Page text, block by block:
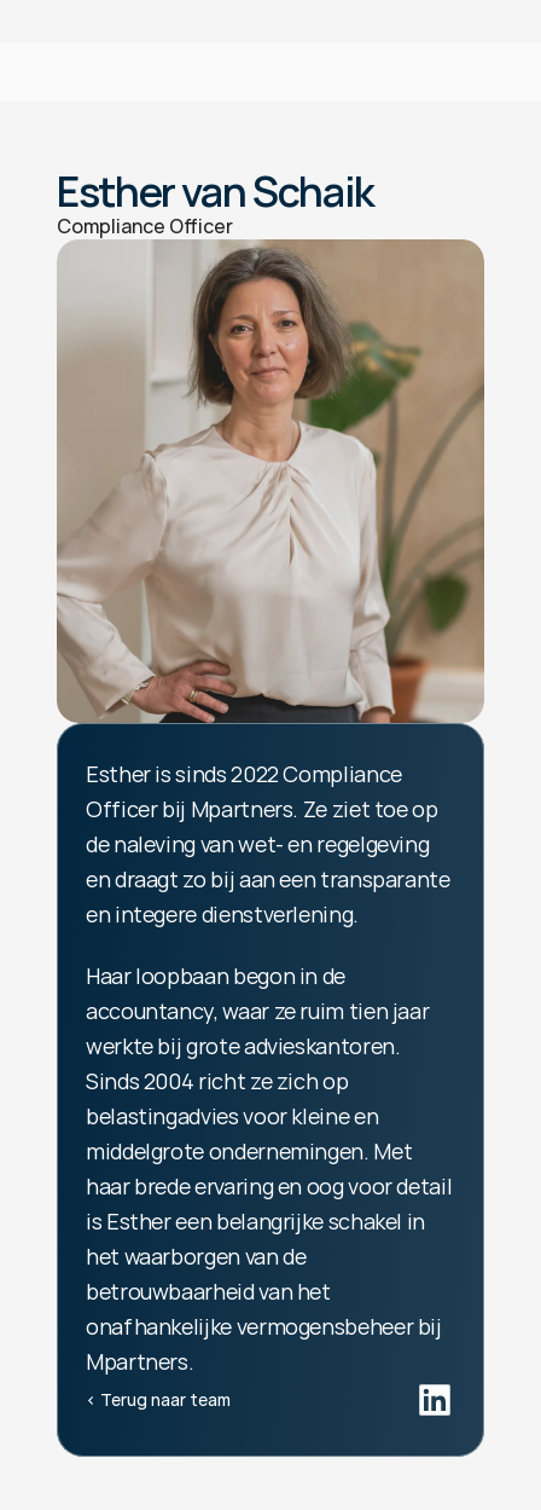
Esther van Schaik
Compliance Officer
Esther is sinds 2022 Compliance
Officer bij Mpartners. Ze ziet toe op
de naleving van wet- en regelgeving
en draagt zo bij aan een transparante
en integere dienstverlening.
Haar loopbaan begon in de
accountancy, waar ze ruim tien jaar
werkte bij grote advieskantoren.
Sinds 2004 richt ze zich op
belastingadvies voor kleine en
middelgrote ondernemingen. Met
haar brede ervaring en oog voor detail
is Esther een belangrijke schakel in
het waarborgen van de
betrouwbaarheid van het
onafhankelijke vermogensbeheer bij
Mpartners.
‹ Terug naar team